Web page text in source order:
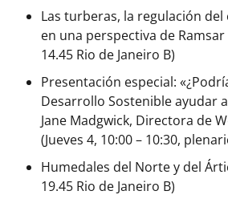
Las turberas, la regulación
en una perspectiva de
14.45 Rio de Janeiro B)
Presentación especial:
Desarrollo Sostenible ayudar
Jane Madgwick, Directora de
(Jueves 4, 10:00 – 10:30,
Humedales del Norte y del
19.45 Rio de Janeiro B)